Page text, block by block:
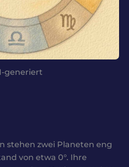
generiert
stehen zwei Planeten eng
von etwa 0°. Ihre